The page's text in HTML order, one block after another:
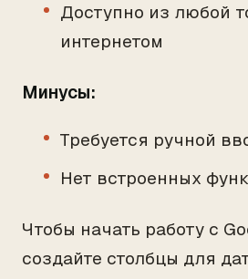
Доступно из любой
интернетом
Минусы:
Требуется ручной
Нет встроенных
Чтобы начать работу с
создайте столбцы для